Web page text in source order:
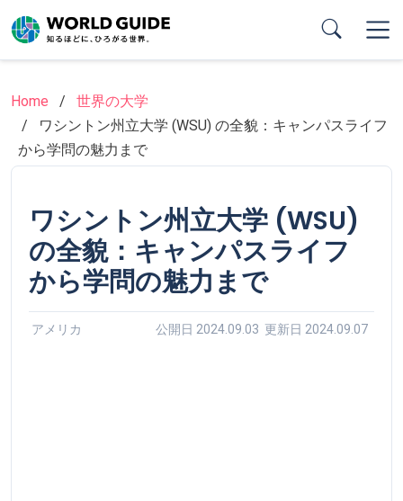
to
main
Home
世界の大学
ワシントン州立大学 (WSU) の全貌：キャンパスライフ
から学問の魅力まで
ワシントン州立大学 (WSU)
の全貌：キャンパスライフ
から学問の魅力まで
アメリカ 公開日 2024.09.03 更新日 2024.09.07